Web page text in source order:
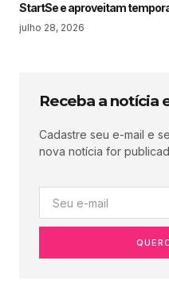
StartSe e aproveitam
julho 28, 2026
Receba a notícia
Cadastre seu e-mail e
nova notícia for